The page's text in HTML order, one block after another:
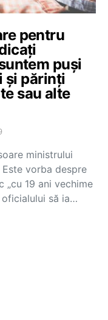
pentru
puși
și părinți
sau alte
ministrului
vorba despre
„cu 19 ani vechime
oficialului să ia…